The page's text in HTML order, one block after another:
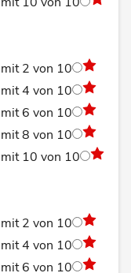
2 von 10
4 von 10
6 von 10
8 von 10
10 von 10
2 von 10
4 von 10
6 von 10